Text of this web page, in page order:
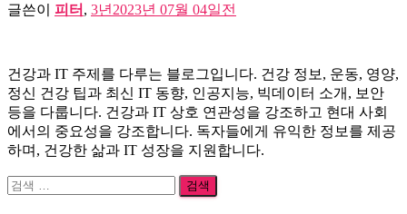
글쓴이 피터 , 3년 2023년 07월 04일전
건강과 IT 주제를 다루는 블로그입니다. 건강 정보, 운동, 영양,
정신 건강 팁과 최신 IT 동향, 인공지능, 빅데이터 소개, 보안
등을 다룹니다. 건강과 IT 상호 연관성을 강조하고 현대 사회
에서의 중요성을 강조합니다. 독자들에게 유익한 정보를 제공
하며, 건강한 삶과 IT 성장을 지원합니다.
검